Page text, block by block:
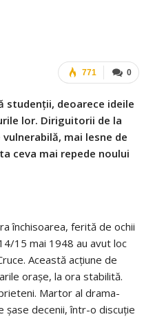
0
771
studenţii, deoarece ideile
lor. Diriguitorii de la
mai lesne de
ceva mai repede noului
închisoarea, ferită de ochii
15 mai 1948 au avut loc
Această acţiune de
oraşe, la ora stabilită.
Martor al drama­
şase decenii, într-o discuţie